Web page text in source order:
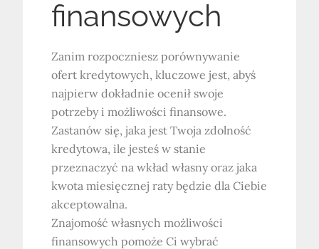
finansowych
Zanim rozpoczniesz porównywanie
ofert kredytowych, kluczowe jest, abyś
najpierw dokładnie ocenił swoje
potrzeby i możliwości finansowe.
Zastanów się, jaka jest Twoja zdolność
kredytowa, ile jesteś w stanie
przeznaczyć na wkład własny oraz jaka
kwota miesięcznej raty będzie dla Ciebie
akceptowalna.
Znajomość własnych możliwości
finansowych pomoże Ci wybrać